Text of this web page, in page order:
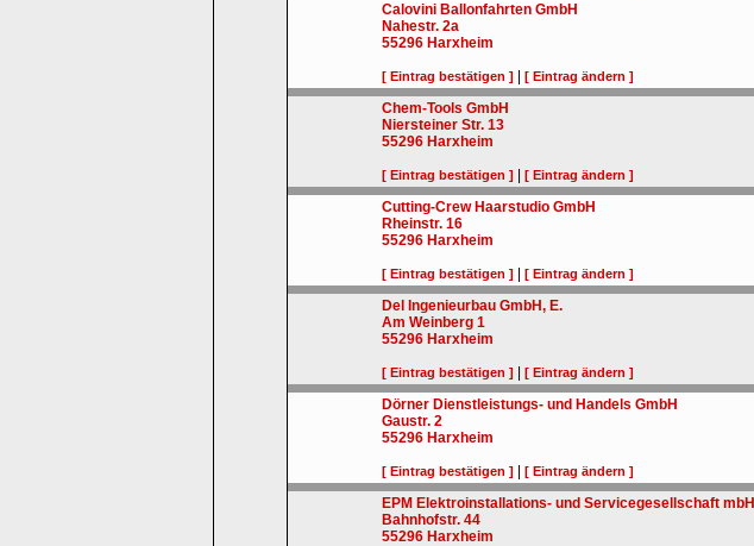
Calovini Ballonfahrten GmbH
Nahestr. 2a
55296 Harxheim
[ Eintrag bestätigen ] [ Eintrag ändern ]
Chem-Tools GmbH
Niersteiner Str. 13
55296 Harxheim
[ Eintrag bestätigen ] [ Eintrag ändern ]
Cutting-Crew Haarstudio GmbH
Rheinstr. 16
55296 Harxheim
[ Eintrag bestätigen ] [ Eintrag ändern ]
Del Ingenieurbau GmbH, E.
Am Weinberg 1
55296 Harxheim
[ Eintrag bestätigen ] [ Eintrag ändern ]
Dörner Dienstleistungs- und Handels GmbH
Gaustr. 2
55296 Harxheim
[ Eintrag bestätigen ] [ Eintrag ändern ]
EPM Elektroinstallations- und Servicegesellschaft mbH
Bahnhofstr. 44
55296 Harxheim